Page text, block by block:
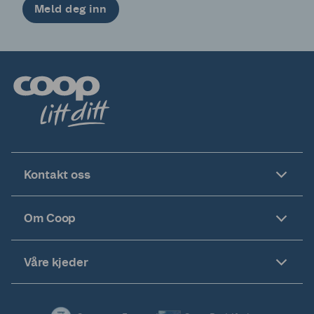
Meld deg inn
Kontakt oss
Om Coop
Våre kjeder